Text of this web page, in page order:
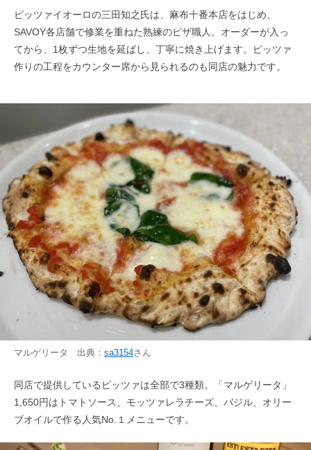
ピッツァイオーロの三田知之氏は、麻布十番本店をはじめ、
SAVOY各店舗で修業を重ねた熟練のピザ職人。オーダーが入っ
てから、1枚ずつ生地を延ばし、丁寧に焼き上げます。ピッツァ
作りの工程をカウンター席から見られるのも同店の魅力です。
マルゲリータ 出典： sa3154さん
同店で提供しているピッツァは全部で3種類。「マルゲリータ」
1,650円はトマトソース、モッツァレラチーズ、バジル、オリー
ブオイルで作る人気No.１メニューです。